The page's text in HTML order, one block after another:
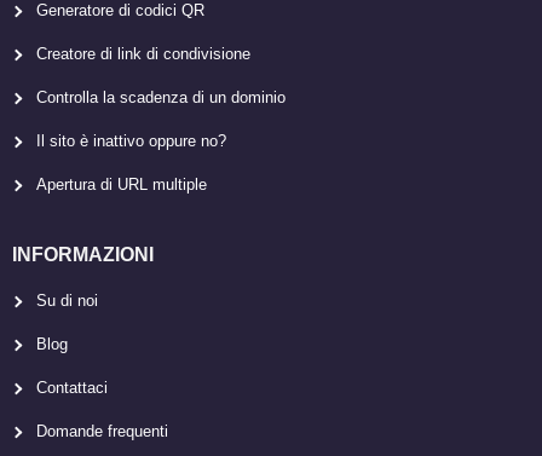
Generatore di codici QR
Creatore di link di condivisione
Controlla la scadenza di un dominio
Il sito è inattivo oppure no?
Apertura di URL multiple
INFORMAZIONI
Su di noi
Blog
Contattaci
Domande frequenti